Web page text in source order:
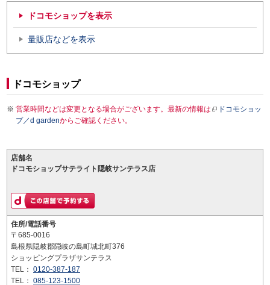
ドコモショップを表示
量販店などを表示
ドコモショップ
営業時間などは変更となる場合がございます。最新の情報は
ドコモショッ
プ／d gardenからご確認ください。
店舗名
ドコモショップサテライト隠岐サンテラス店
住所/電話番号
〒685-0016
島根県隠岐郡隠岐の島町城北町376
ショッピングプラザサンテラス
TEL： 0120-387-187
TEL： 085-123-1500